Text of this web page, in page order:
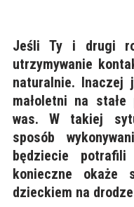
Jeśli Ty i drugi
utrzymywanie
naturalnie. Inaczej
małoletni na
was. W takiej
sposób
będziecie potrafili
konieczne okaże
dzieckiem na